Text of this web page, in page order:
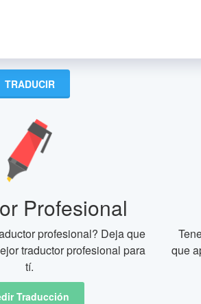
Profesional
profesional? Deja que
traductor profesional para
tí.
Traducción
que